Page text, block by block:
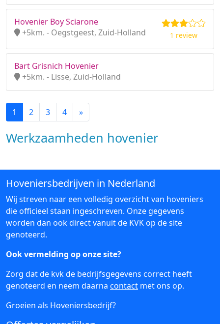
Hovenier Boy Sciarone
+5km. - Oegstgeest, Zuid-Holland
1 review
Bart Grisnich Hovenier
+5km. - Lisse, Zuid-Holland
1 2 3 4 »
Werkzaamheden hovenier
Hoveniersbedrijven in Nederland
Wij streven naar een volledig overzicht van hoveniers
die officieel staan ingeschreven. Onze gegevens
worden dan ook direct vanuit de KVK op de site
genoteerd.
Ook vermelding op onze site?
Zorg dat de kvk de bedrijfsgegevens correct heeft
genoteerd en neem daarna contact met ons op.
Groeien als Hoveniersbedrijf?